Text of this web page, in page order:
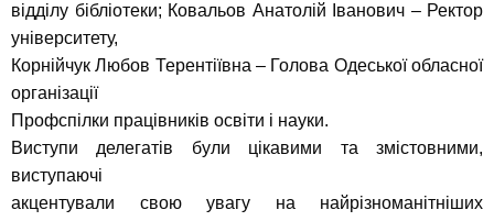
відділу бібліотеки; Ковальов Анатолій Іванович – Ректор
університету,
Корнійчук Любов Терентіївна – Голова Одеської обласної
організації
Профспілки працівників освіти і науки.
Виступи делегатів були цікавими та змістовними,
виступаючі
акцентували свою увагу на найрізноманітніших